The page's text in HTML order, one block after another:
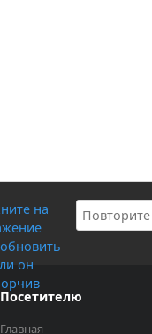
Посетителю
Главная